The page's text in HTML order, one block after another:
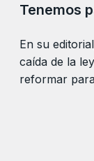
Tenemos
En su
caída de la
reformar